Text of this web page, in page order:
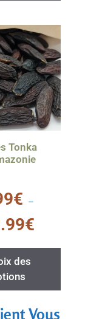
Tonka
€ –
€
des
Vous